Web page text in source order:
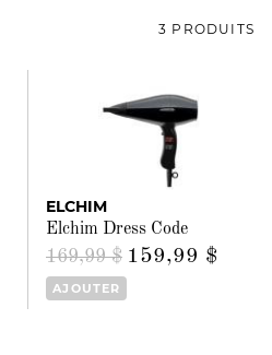
3 PRODUITS
ELCHIM
Elchim Dress Code
169,99 $ 159,99 $
AJOUTER